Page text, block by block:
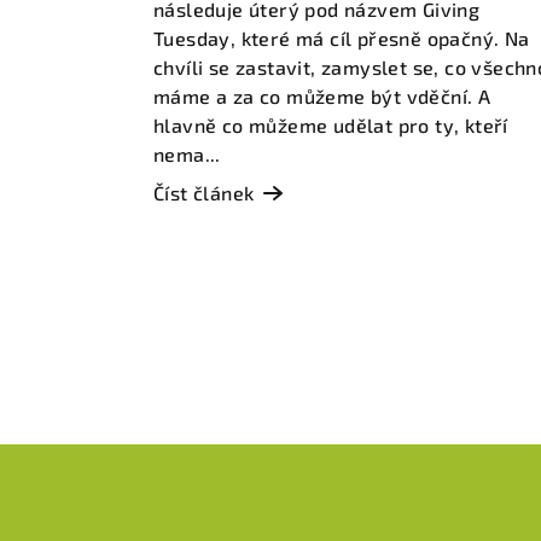
následuje úterý pod názvem Giving
Tuesday, které má cíl přesně opačný. Na
chvíli se zastavit, zamyslet se, co
máme a za co můžeme být vděční. A
hlavně co můžeme udělat pro ty, kteří
nema...
Číst článek